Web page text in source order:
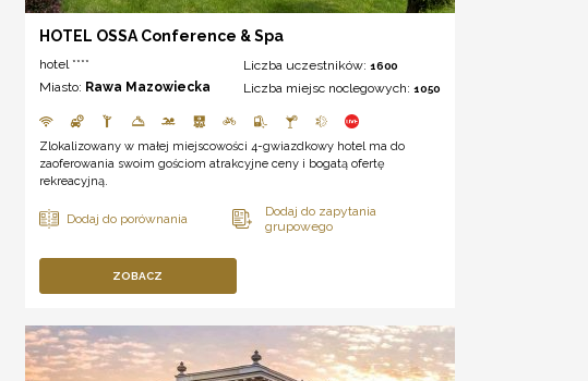
HOTEL OSSA Conference & Spa
hotel ****
Miasto: Rawa Mazowiecka
Liczba uczestników:1600
Liczba miejsc noclegowych:1050
Zlokalizowany w małej miejscowości 4-gwiazdkowy hotel ma do
zaoferowania swoim gościom atrakcyjne ceny i bogatą ofertę
rekreacyjną.
ZOBACZ